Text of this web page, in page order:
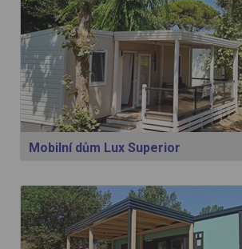
Mobilní dům Lux Superior